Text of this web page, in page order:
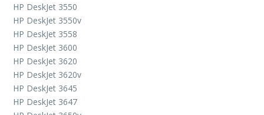
HP DeskJet 3550
HP DeskJet 3550v
HP DeskJet 3558
HP DeskJet 3600
HP DeskJet 3620
HP DeskJet 3620v
HP DeskJet 3645
HP DeskJet 3647